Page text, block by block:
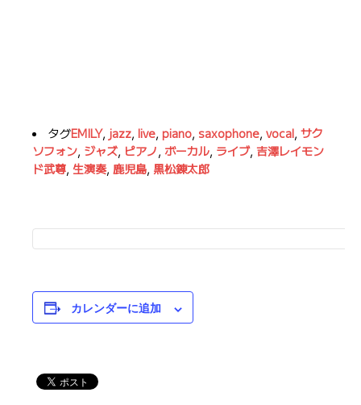
タグEMILY, jazz, live, piano, saxophone, vocal, サク
ソフォン, ジャズ, ピアノ, ボーカル, ライブ, 吉澤レイモン
ド武尊, 生演奏, 鹿児島, 黒松錬太郎
カレンダーに追加